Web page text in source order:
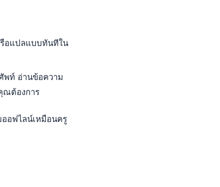
รือแปลแบบทันทีใน
พท์ อ่านข้อความ
ณต้องการ
อฟไลน์เหมือนครู